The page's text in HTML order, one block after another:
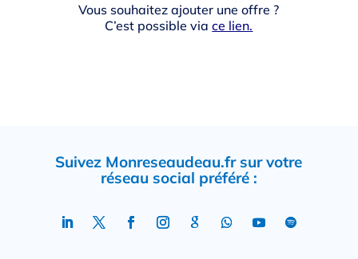
Vous souhaitez ajouter une offre ?
C’est possible viace lien.
Suivez Monreseaudeau.fr sur votre
réseau social préféré :